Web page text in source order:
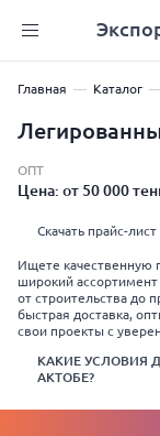
Главная Каталог
ОПТ
Цена: от 50 000
Скачать прайс-лист
Ищете качественную
широкий
от строительства до
быстрая доставка,
свои проекты с
КАКИЕ УСЛОВИЯ
АКТОБЕ?